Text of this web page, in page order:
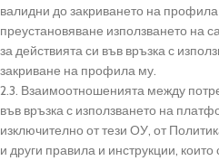
валидни до закриването на
преустановяване използването на
за действията си във връзка с
закриване на профила му.
2.3. Взаимоотношенията между
във връзка с използването на
изключително от тези ОУ, от
и други правила и инструкции,